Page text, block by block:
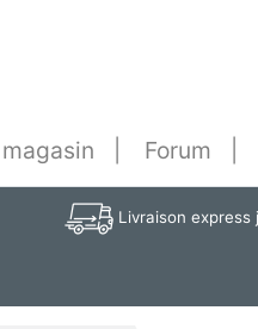
Forum
Livraison express